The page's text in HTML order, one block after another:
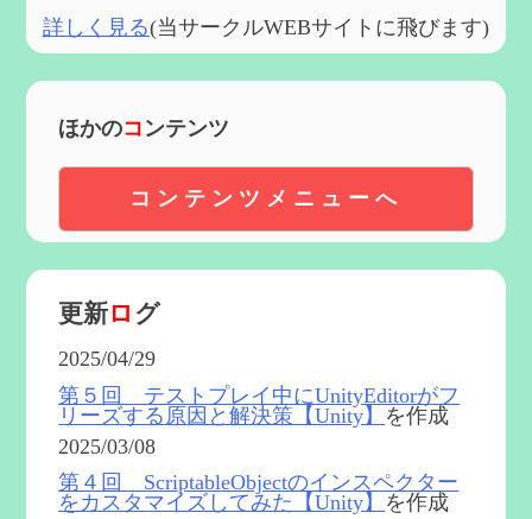
詳しく見る(当サークルWEBサイトに飛びます)
ほかのコ ンテンツ
コンテンツメニューへ
更新ロ グ
2025/04/29
第５回 テストプレイ中にUnityEditorがフ
リーズする原因と解決策【Unity】 を作成
2025/03/08
第４回 ScriptableObjectのインスペクター
をカスタマイズしてみた【Unity】 を作成